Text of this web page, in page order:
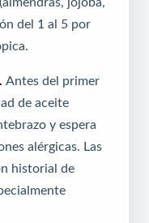
del 1 al 5 por
Antes del primer
de aceite
y espera
alérgicas. Las
historial de